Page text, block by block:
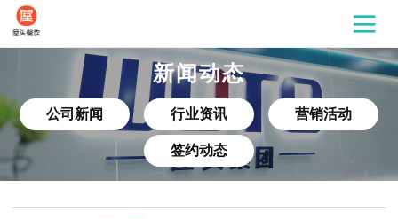
新闻动态
公司新闻 行业资讯 营销活动
签约动态